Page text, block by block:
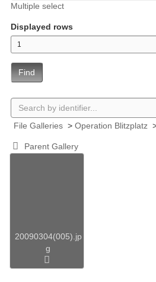
Multiple select
Displayed rows
Find
File Galleries > Operation Blitzplatz
Parent Gallery
20090304(005).jp
g